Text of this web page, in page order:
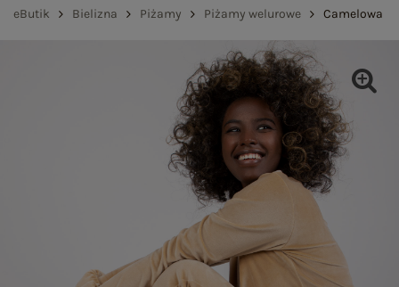
eButik Bielizna Piżamy Piżamy welurowe Camelowa